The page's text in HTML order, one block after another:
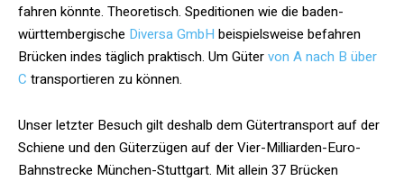
fahren könnte. Theoretisch. Speditionen wie die baden-
württembergische Diversa GmbH beispielsweise befahren
Brücken indes täglich praktisch. Um Gütervon A nach B über
C transportieren zu können.
Unser letzter Besuch gilt deshalb dem Gütertransport auf der
Schiene und den Güterzügen auf der Vier-Milliarden-Euro-
Bahnstrecke München-Stuttgart. Mit allein 37 Brücken